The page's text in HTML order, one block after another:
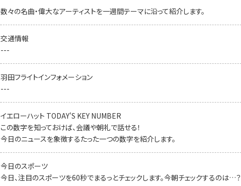
数々の名曲・偉大なアーティストを一週間テーマに沿って紹介します。
交通情報
---
羽田フライトインフォメーション
---
イエローハット TODAY'S KEY NUMBER
この数字を知っておけば、会議や朝礼で話せる！
今日のニュースを象徴するたった一つの数字を紹介します。
今日のスポーツ
今日、注目のスポーツを60秒でまるっとチェックします。今朝チェックするのは…？